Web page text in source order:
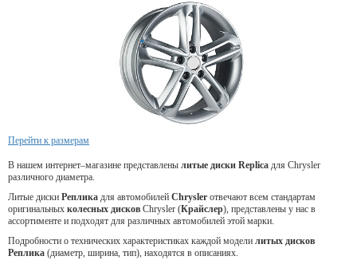
Перейти к размерам
В нашем интернет–магазине представлены литые диски Replica для Chrysler
различного диаметра.
Литые диски Реплика для автомобилей Chrysler отвечают всем стандартам
оригинальных колесных дисков Chrysler (Крайслер), представлены у нас в
ассортименте и подходят для различных автомобилей этой марки.
Подробности о технических характеристиках каждой модели литых дисков
Реплика (диаметр, ширина, тип), находятся в описаниях.